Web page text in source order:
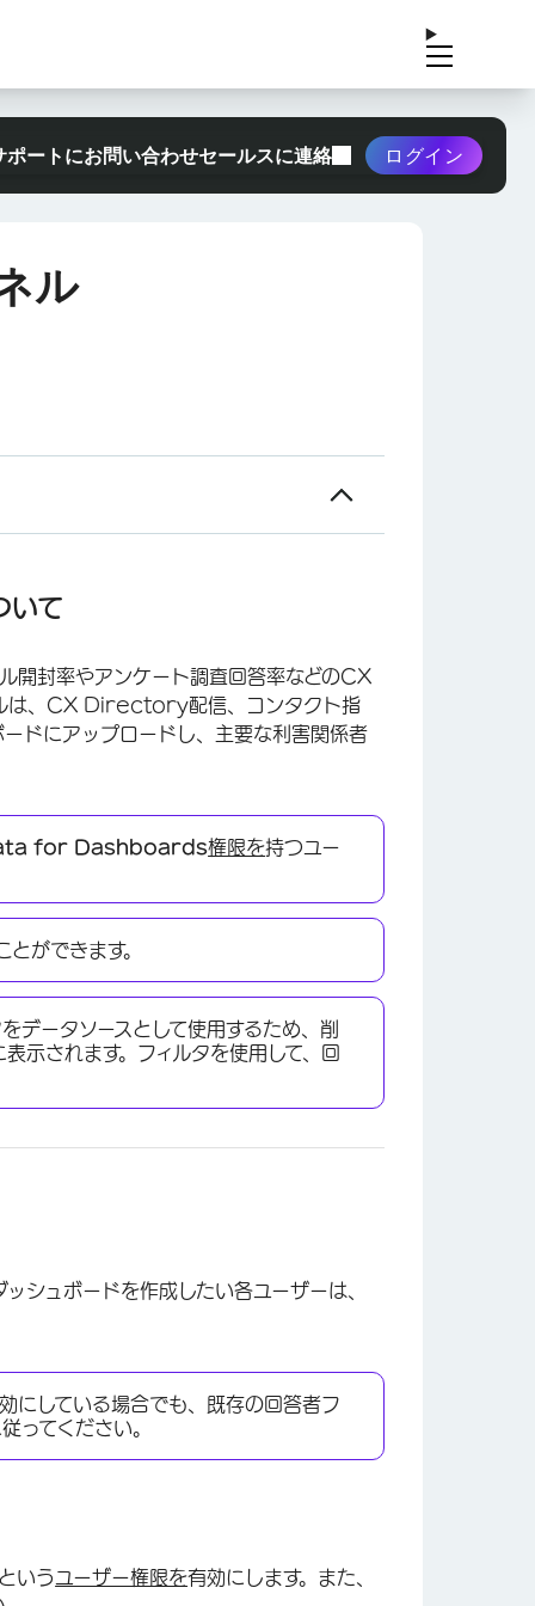
ポートにお問い合わせセールスに連絡 ログイン
ル
て
封率やアンケート調査回答率などのCX
ルは、CX Directory配信、コンタクト指
ドにアップロードし、主要な利害関係者
for Dashboards権限を持つユー
ができます。
データソースとして使用するため、削
示されます。フィルタを使用して、回
シュボードを作成したい各ユーザーは、
にしている場合でも、既存の回答者フ
ってください。
いう ユーザー権限を有効にします。また、